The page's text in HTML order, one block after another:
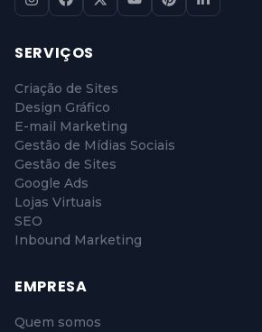
SERVIÇOS
Criação de Sites
Design Gráfico
E-mail Marketing
Gestão de Mídias Sociais
Gestão de Sites
Google Ads
Lojas Virtuais
SEO
Inbound Marketing
EMPRESA
Quem somos